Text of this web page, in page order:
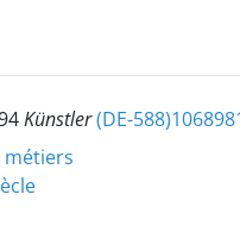
Künstler(DE-
métiers